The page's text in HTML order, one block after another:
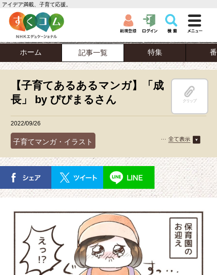
アイデア満載、子育て応援。
ホーム 記事一覧 特集
【子育てあるあるマンガ】「成
長」 by ぴぴまるさん
クリップ
2022/09/26
子育てマンガ・イラスト